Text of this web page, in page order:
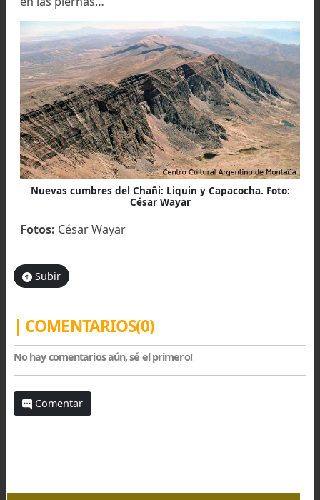
Cumbre General Belgrano a 5.896 mts. Foto: César
01/11:Dormimos mal. Por los días
estábamos por demás aclimatados, sin
ansiedad y la sensación de encierro que
en nuestras bolsas de dormir hizo que
pegáramos un ojo. A las cinco y media
mañana el grupo se puso en marcha por
más tarde cuando los rayos comenzaban a
la pared norte del Chañi, totalmente
canales de hielo.
Continuamos por el largo filo,
medida que ascendíamos algunas
pircados prehispánicos que fueran utilizados
eternos y fatigosos pero cerca de las diez y